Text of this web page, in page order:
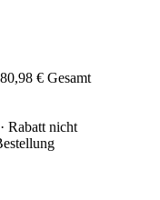
80,98 € Gesamt
Rabatt nicht